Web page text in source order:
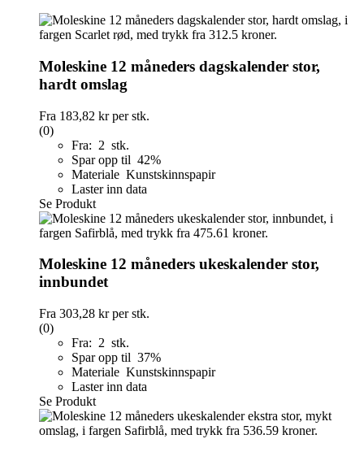
Moleskine 12 måneders dagskalender stor,
hardt omslag
Fra 183,82 krper stk.
(0)
Fra: 2 stk.
Spar opp til 42%
Materiale Kunstskinnspapir
Laster inn data
Se Produkt
Moleskine 12 måneders ukeskalender stor,
innbundet
Fra 303,28 krper stk.
(0)
Fra: 2 stk.
Spar opp til 37%
Materiale Kunstskinnspapir
Laster inn data
Se Produkt